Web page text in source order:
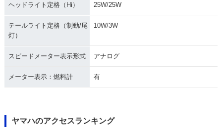
ヘッドライト定格（Hi） 25W/25W
テールライト定格（制動/尾
灯）
10W/3W
スピードメーター表示形式 アナログ
メーター表示：燃料計 有
ヤマハのアクセスランキング